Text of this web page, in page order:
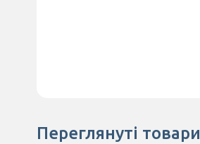
Переглянуті товари